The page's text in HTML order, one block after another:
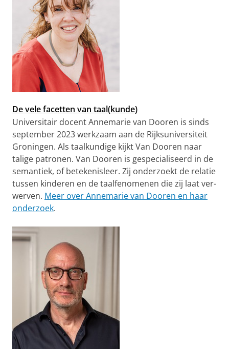
De vele facetten van taal(kunde)
Universitair docent Annemarie van Dooren is sinds
september 2023 werkzaam aan de Rijksuniversiteit
Groningen. Als taalkundige kijkt Van Dooren naar
talige patronen. Van Dooren is gespecialiseerd in de
semantiek, of betekenisleer. Zij onderzoekt de relatie
tussen kinderen en de taalfenomenen die zij laat ver-
werven. Meer over Annemarie van Dooren en haar
onderzoek.